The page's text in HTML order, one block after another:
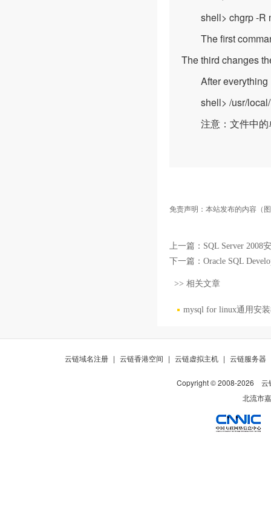
shell> chgrp -R
The first command
The third changes
After everything
shell> /usr/local/
注意：文件中的
免责声明：本站发布的内容（
上一篇： SQL Server 2008
下一篇： Oracle SQL
>> 相关文章
mysql for linux通用安
云链域名注册 | 云链香港空间 | 云链虚拟主机 | 云链服务器
Copyright © 2008-2026
云
北流市